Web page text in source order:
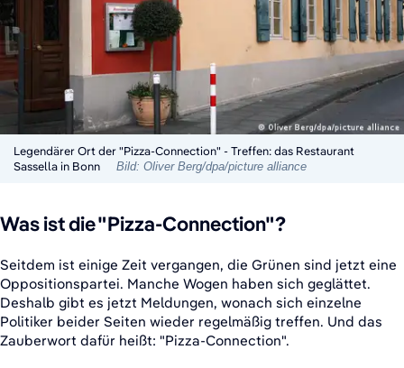
Legendärer Ort der "Pizza-Connection" - Treffen: das Restaurant
Sassella in Bonn
Bild: Oliver Berg/dpa/picture alliance
Was ist die "Pizza-Connection"?
Seitdem ist einige Zeit vergangen, die Grünen sind jetzt eine
Oppositionspartei. Manche Wogen haben sich geglättet.
Deshalb gibt es jetzt Meldungen, wonach sich einzelne
Politiker beider Seiten wieder regelmäßig treffen. Und das
Zauberwort dafür heißt: "Pizza-Connection".